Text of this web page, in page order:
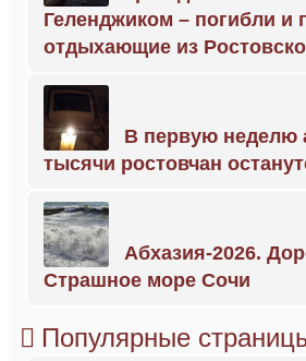
Геленджиком – погибли и
отдыхающие из
В первую неделю
тысячи ростовчан
Абхазия-2026.
Страшное море Сочи
Популярные